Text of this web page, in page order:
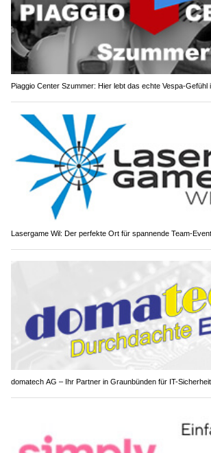
Piaggio Center Szummer: Hier lebt das echte Vespa-Gefühl
Lasergame Wil: Der perfekte Ort für spannende Team-
domatech AG – Ihr Partner in Graunbünden für IT-